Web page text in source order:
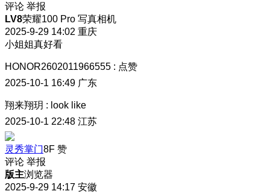
评论 举报
LV8荣耀100 Pro 写真相机
2025-9-29 14:02 重庆
小姐姐真好看
HONOR2602011966555 : 点赞
2025-10-1 16:49 广东
翔来翔玥 : look like
2025-10-1 22:48 江苏
灵秀掌门8F 赞
评论 举报
版主浏览器
2025-9-29 14:17 安徽